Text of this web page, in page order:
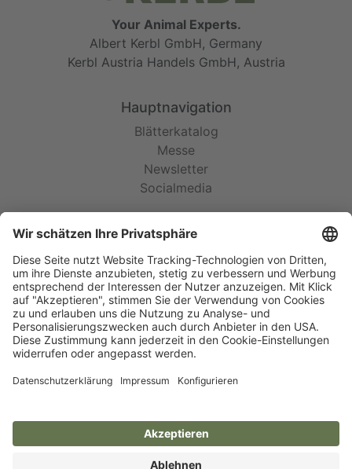
Your Animal Experts.
Albert Kerbl GmbH, Germany
Kerbl Austria Handels GmbH, Austria
Hauptnavigation
Blätterkatalog
Messe
Newsletter
Socialmedia
Rechtliches
AGB
Garantie
Impressum
Datenschutz
Cookie-Einstellungen
Social Media